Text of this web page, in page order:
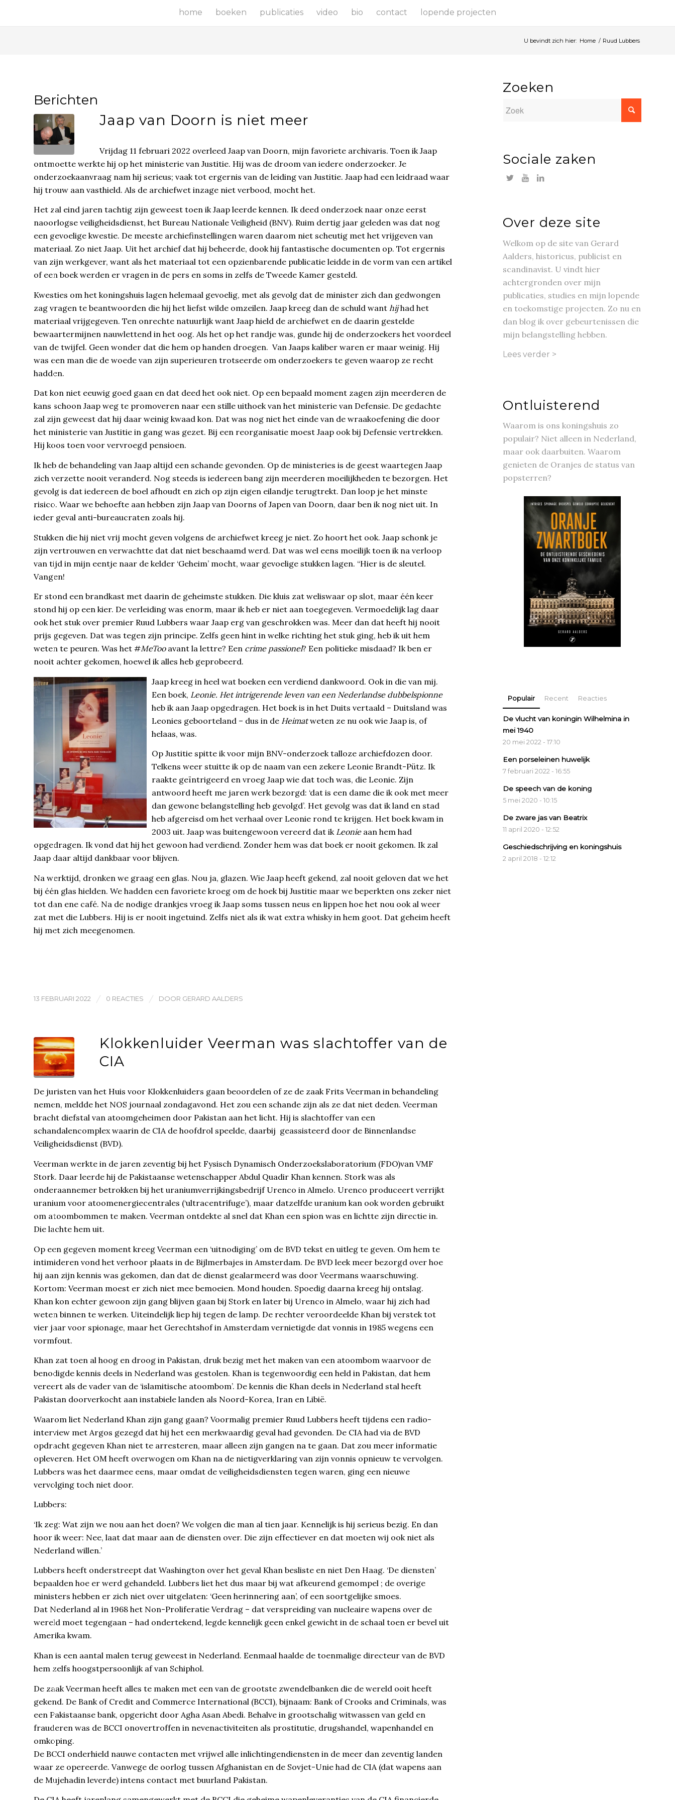
home boeken publicaties video bio contact lopende projecten
U bevindt zich hier: Home / Ruud Lubbers
Berichten
Jaap van Doorn is niet meer
Vrijdag 11 februari 2022 overleed Jaap van Doorn, mijn favoriete archivaris. Toen ik Jaap
ontmoette werkte hij op het ministerie van Justitie. Hij was de droom van iedere onderzoeker. Je
onderzoekaanvraag nam hij serieus; vaak tot ergernis van de leiding van Justitie. Jaap had een leidraad waar
hij trouw aan vasthield. Als de archiefwet inzage niet verbood, mocht het.
Het zal eind jaren tachtig zijn geweest toen ik Jaap leerde kennen. Ik deed onderzoek naar onze eerst
naoorlogse veiligheidsdienst, het Bureau Nationale Veiligheid (BNV). Ruim dertig jaar geleden was dat nog
een gevoelige kwestie. De meeste archiefinstellingen waren daarom niet scheutig met het vrijgeven van
materiaal. Zo niet Jaap. Uit het archief dat hij beheerde, dook hij fantastische documenten op. Tot ergernis
van zijn werkgever, want als het materiaal tot een opzienbarende publicatie leidde in de vorm van een artikel
of een boek werden er vragen in de pers en soms in zelfs de Tweede Kamer gesteld.
Kwesties om het koningshuis lagen helemaal gevoelig, met als gevolg dat de minister zich dan gedwongen
zag vragen te beantwoorden die hij het liefst wilde omzeilen. Jaap kreeg dan de schuld want hijhad het
materiaal vrijgegeven. Ten onrechte natuurlijk want Jaap hield de archiefwet en de daarin gestelde
bewaartermijnen nauwlettend in het oog. Als het op het randje was, gunde hij de onderzoekers het voordeel
van de twijfel. Geen wonder dat die hem op handen droegen. Van Jaaps kaliber waren er maar weinig. Hij
was een man die de woede van zijn superieuren trotseerde om onderzoekers te geven waarop ze recht
hadden.
Dat kon niet eeuwig goed gaan en dat deed het ook niet. Op een bepaald moment zagen zijn meerderen de
kans schoon Jaap weg te promoveren naar een stille uithoek van het ministerie van Defensie. De gedachte
zal zijn geweest dat hij daar weinig kwaad kon. Dat was nog niet het einde van de wraakoefening die door
het ministerie van Justitie in gang was gezet. Bij een reorganisatie moest Jaap ook bij Defensie vertrekken.
Hij koos toen voor vervroegd pensioen.
Ik heb de behandeling van Jaap altijd een schande gevonden. Op de ministeries is de geest waartegen Jaap
zich verzette nooit veranderd. Nog steeds is iedereen bang zijn meerderen moeilijkheden te bezorgen. Het
gevolg is dat iedereen de boel afhoudt en zich op zijn eigen eilandje terugtrekt. Dan loop je het minste
risico. Waar we behoefte aan hebben zijn Jaap van Doorns of Japen van Doorn, daar ben ik nog niet uit. In
ieder geval anti-bureaucraten zoals hij.
Stukken die hij niet vrij mocht geven volgens de archiefwet kreeg je niet. Zo hoort het ook. Jaap schonk je
zijn vertrouwen en verwachtte dat dat niet beschaamd werd. Dat was wel eens moeilijk toen ik na verloop
van tijd in mijn eentje naar de kelder ‘Geheim’ mocht, waar gevoelige stukken lagen. “Hier is de sleutel.
Vangen!
Er stond een brandkast met daarin de geheimste stukken. Die kluis zat weliswaar op slot, maar één keer
stond hij op een kier. De verleiding was enorm, maar ik heb er niet aan toegegeven. Vermoedelijk lag daar
ook het stuk over premier Ruud Lubbers waar Jaap erg van geschrokken was. Meer dan dat heeft hij nooit
prijs gegeven. Dat was tegen zijn principe. Zelfs geen hint in welke richting het stuk ging, heb ik uit hem
weten te peuren. Was het #MeToo avant la lettre? Een crime passionel? Een politieke misdaad? Ik ben er
nooit achter gekomen, hoewel ik alles heb geprobeerd.
Jaap kreeg in heel wat boeken een verdiend dankwoord. Ook in die van mij.
Een boek, Leonie. Het intrigerende leven van een Nederlandse dubbelspionne
heb ik aan Jaap opgedragen. Het boek is in het Duits vertaald – Duitsland was
Leonies geboorteland – dus in de Heimatweten ze nu ook wie Jaap is, of
helaas, was.
Op Justitie spitte ik voor mijn BNV-onderzoek talloze archiefdozen door.
Telkens weer stuitte ik op de naam van een zekere Leonie Brandt-Pütz. Ik
raakte geïntrigeerd en vroeg Jaap wie dat toch was, die Leonie. Zijn
antwoord heeft me jaren werk bezorgd: ‘dat is een dame die ik ook met meer
dan gewone belangstelling heb gevolgd’. Het gevolg was dat ik land en stad
heb afgereisd om het verhaal over Leonie rond te krijgen. Het boek kwam in
2003 uit. Jaap was buitengewoon vereerd dat ik Leonieaan hem had
opgedragen. Ik vond dat hij het gewoon had verdiend. Zonder hem was dat boek er nooit gekomen. Ik zal
Jaap daar altijd dankbaar voor blijven.
Na werktijd, dronken we graag een glas. Nou ja, glazen. Wie Jaap heeft gekend, zal nooit geloven dat we het
bij één glas hielden. We hadden een favoriete kroeg om de hoek bij Justitie maar we beperkten ons zeker niet
tot dan ene café. Na de nodige drankjes vroeg ik Jaap soms tussen neus en lippen hoe het nou ook al weer
zat met die Lubbers. Hij is er nooit ingetuind. Zelfs niet als ik wat extra whisky in hem goot. Dat geheim heeft
hij met zich meegenomen.
13 FEBRUARI 2022 / 0 REACTIES / DOOR GERARD AALDERS
Klokkenluider Veerman was slachtoffer van de
CIA
De juristen van het Huis voor Klokkenluiders gaan beoordelen of ze de zaak Frits Veerman in behandeling
nemen, meldde het NOS journaal zondagavond. Het zou een schande zijn als ze dat niet deden. Veerman
bracht diefstal van atoomgeheimen door Pakistan aan het licht. Hij is slachtoffer van een
schandalencomplex waarin de CIA de hoofdrol speelde, daarbij geassisteerd door de Binnenlandse
Veiligheidsdienst (BVD).
Veerman werkte in de jaren zeventig bij het Fysisch Dynamisch Onderzoekslaboratorium (FDO)van VMF
Stork. Daar leerde hij de Pakistaanse wetenschapper Abdul Quadir Khan kennen. Stork was als
onderaannemer betrokken bij het uraniumverrijkingsbedrijf Urenco in Almelo. Urenco produceert verrijkt
uranium voor atoomenergiecentrales (‘ultracentrifuge’), maar datzelfde uranium kan ook worden gebruikt
om atoombommen te maken. Veerman ontdekte al snel dat Khan een spion was en lichtte zijn directie in.
Die lachte hem uit.
Op een gegeven moment kreeg Veerman een ‘uitnodiging’ om de BVD tekst en uitleg te geven. Om hem te
intimideren vond het verhoor plaats in de Bijlmerbajes in Amsterdam. De BVD leek meer bezorgd over hoe
hij aan zijn kennis was gekomen, dan dat de dienst gealarmeerd was door Veermans waarschuwing.
Kortom: Veerman moest er zich niet mee bemoeien. Mond houden. Spoedig daarna kreeg hij ontslag.
Khan kon echter gewoon zijn gang blijven gaan bij Stork en later bij Urenco in Almelo, waar hij zich had
weten binnen te werken. Uiteindelijk liep hij tegen de lamp. De rechter veroordeelde Khan bij verstek tot
vier jaar voor spionage, maar het Gerechtshof in Amsterdam vernietigde dat vonnis in 1985 wegens een
vormfout.
Khan zat toen al hoog en droog in Pakistan, druk bezig met het maken van een atoombom waarvoor de
benodigde kennis deels in Nederland was gestolen. Khan is tegenwoordig een held in Pakistan, dat hem
vereert als de vader van de ‘islamitische atoombom’. De kennis die Khan deels in Nederland stal heeft
Pakistan doorverkocht aan instabiele landen als Noord-Korea, Iran en Libië.
Waarom liet Nederland Khan zijn gang gaan? Voormalig premier Ruud Lubbers heeft tijdens een radio-
interview met Argos gezegd dat hij het een merkwaardig geval had gevonden. De CIA had via de BVD
opdracht gegeven Khan niet te arresteren, maar alleen zijn gangen na te gaan. Dat zou meer informatie
opleveren. Het OM heeft overwogen om Khan na de nietigverklaring van zijn vonnis opnieuw te vervolgen.
Lubbers was het daarmee eens, maar omdat de veiligheidsdiensten tegen waren, ging een nieuwe
vervolging toch niet door.
Lubbers:
‘Ik zeg: Wat zijn we nou aan het doen? We volgen die man al tien jaar. Kennelijk is hij serieus bezig. En dan
hoor ik weer: Nee, laat dat maar aan de diensten over. Die zijn effectiever en dat moeten wij ook niet als
Nederland willen.’
Lubbers heeft onderstreept dat Washington over het geval Khan besliste en niet Den Haag. ‘De diensten’
bepaalden hoe er werd gehandeld. Lubbers liet het dus maar bij wat afkeurend gemompel ; de overige
ministers hebben er zich niet over uitgelaten: ‘Geen herinnering aan’, of een soortgelijke smoes.
Dat Nederland al in 1968 het Non-Proliferatie Verdrag – dat verspreiding van nucleaire wapens over de
wereld moet tegengaan – had ondertekend, legde kennelijk geen enkel gewicht in de schaal toen er bevel uit
Amerika kwam.
Khan is een aantal malen terug geweest in Nederland. Eenmaal haalde de toenmalige directeur van de BVD
hem zelfs hoogstpersoonlijk af van Schiphol.
De zaak Veerman heeft alles te maken met een van de grootste zwendelbanken die de wereld ooit heeft
gekend. De Bank of Credit and Commerce International (BCCI), bijnaam: Bank of Crooks and Criminals, was
een Pakistaanse bank, opgericht door Agha Asan Abedi. Behalve in grootschalig witwassen van geld en
frauderen was de BCCI onovertroffen in nevenactiviteiten als prostitutie, drugshandel, wapenhandel en
omkoping.
De BCCI onderhield nauwe contacten met vrijwel alle inlichtingendiensten in de meer dan zeventig landen
waar ze opereerde. Vanwege de oorlog tussen Afghanistan en de Sovjet-Unie had de CIA (dat wapens aan
de Mujehadin leverde) intens contact met buurland Pakistan.
Zoeken
Sociale zaken
Over deze site
Welkom op de site van Gerard
Aalders, historicus, publicist en
scandinavist. U vindt hier
achtergronden over mijn
publicaties, studies en mijn lopende
en toekomstige projecten. Zo nu en
dan blog ik over gebeurtenissen die
mijn belangstelling hebben.
Lees verder >
Ontluisterend
Waarom is ons koningshuis zo
populair? Niet alleen in Nederland,
maar ook daarbuiten. Waarom
genieten de Oranjes de status van
popsterren?
Populair Recent Reacties
De vlucht van koningin Wilhelmina in
mei 1940
20 mei 2022 - 17:10
Een porseleinen huwelijk
7 februari 2022 - 16:55
De speech van de koning
5 mei 2020 - 10:15
De zware jas van Beatrix
11 april 2020 - 12:52
Geschiedschrijving en koningshuis
2 april 2018 - 12:12